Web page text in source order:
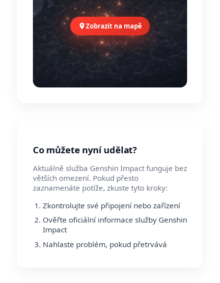
Zobrazit na mapě
Co můžete nyní udělat?
Aktuálně služba Genshin Impact funguje bez
větších omezení. Pokud přesto
zaznamenáte potíže, zkuste tyto kroky:
Zkontrolujte své připojení nebo zařízení
Ověřte oficiální informace služby Genshin
Impact
Nahlaste problém, pokud přetrvává